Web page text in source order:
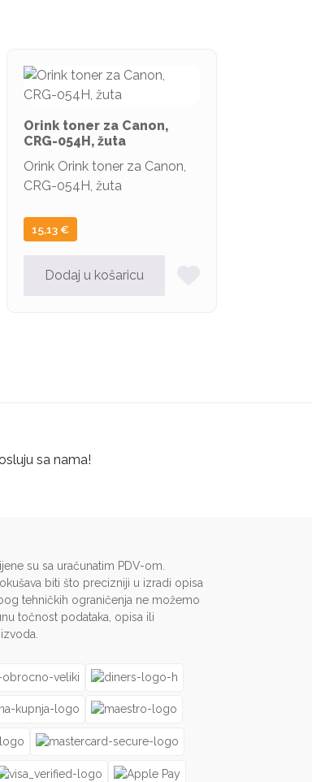
Orink toner za Canon,
CRG-054H, žuta
Orink Orink toner za Canon,
CRG-054H, žuta
15,13 €
Dodaj u košaricu
sa nama!
su sa uračunatim PDV-om.
biti što precizniji u izradi opisa
tehničkih ograničenja ne možemo
točnost podataka, opisa ili